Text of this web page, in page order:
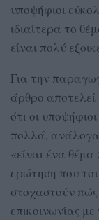
υποψήφιοι
ιδιαίτερα το
είναι πολύ
Για την
άρθρο αποτελεί
ότι οι
πολλά,
«είναι ένα
ερώτηση που
στοχαστούν
επικοινωνίας